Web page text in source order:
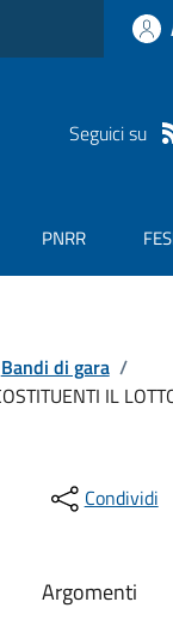
Seguici su
PNRR
Bandi di gara /
IL
Condividi
Argomenti